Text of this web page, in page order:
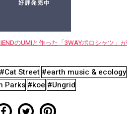
のUMIと作った「3WAYポロシャツ」が
#Cat Street #earth music & ecology
Parks #koe #Ungrid